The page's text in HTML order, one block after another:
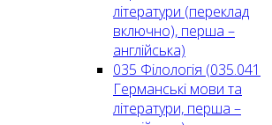
літератури (переклад
включно), перша –
англійська)
035 Філологія (035.041
Германські мови та
літератури, перша –